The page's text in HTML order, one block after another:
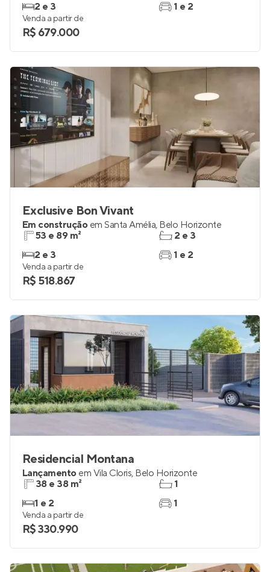
2 e 3
1 e 2
Venda a partir de
R$ 679.000
Exclusive Bon Vivant
Em construção em Santa Amélia, Belo Horizonte
53 e 89 m²
2 e 3
2 e 3
1 e 2
Venda a partir de
R$ 518.867
Residencial Montana
Lançamento em Vila Cloris, Belo Horizonte
38 e 38 m²
1 e 2
1
1
Venda a partir de
R$ 330.990